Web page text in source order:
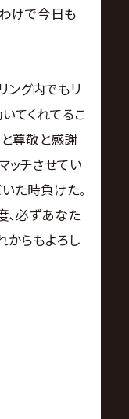
けで今日も
ング内でもリ
てくれてるこ
と尊敬と感謝
ッチさせてい
た時負けた｡
､必ずあなた
からもよろし